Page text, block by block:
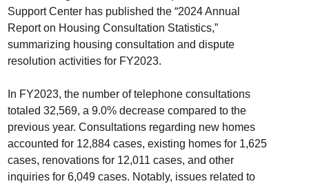
Support Center has published the “2024 Annual
Report on Housing Consultation Statistics,”
summarizing housing consultation and dispute
resolution activities for FY2023.
In FY2023, the number of telephone consultations
totaled 32,569, a 9.0% decrease compared to the
previous year. Consultations regarding new homes
accounted for 12,884 cases, existing homes for 1,625
cases, renovations for 12,011 cases, and other
inquiries for 6,049 cases. Notably, issues related to